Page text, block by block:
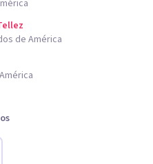
de América